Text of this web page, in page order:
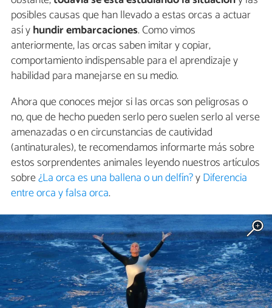
posibles causas que han llevado a estas orcas a actuar
así yhundir embarcaciones. Como vimos
anteriormente, las orcas saben imitar y copiar,
comportamiento indispensable para el aprendizaje y
habilidad para manejarse en su medio.
Ahora que conoces mejor si las orcas son peligrosas o
no, que de hecho pueden serlo pero suelen serlo al verse
amenazadas o en circunstancias de cautividad
(antinaturales), te recomendamos informarte más sobre
estos sorprendentes animales leyendo nuestros artículos
sobre¿La orca es una ballena o un delfín?yDiferencia
entre orca y falsa orca.